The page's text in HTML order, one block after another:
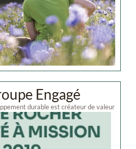
Engagé
durable est créateur de valeur